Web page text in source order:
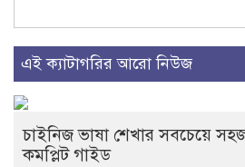
এই ক্যাটাগরির আরো নিউজ
চাইনিজ ভাষা শেখার সবচেয়ে
কমপ্লিট গাইড